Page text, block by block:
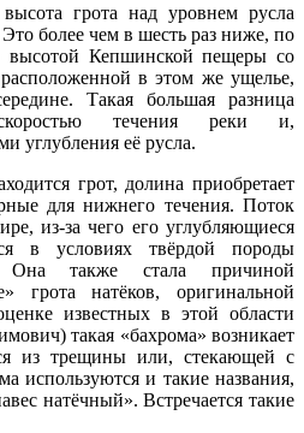
грота над уровнем русла
более чем в шесть раз ниже, по
высотой Кепшинской пещеры со
в этом же ущелье,
Такая большая разница
течения реки и,
углубления её русла.
грот, долина приобретает
для нижнего течения. Поток
из-за чего его углубляющиеся
в условиях твёрдой породы
Она также стала причиной
грота натёков, оригинальной
известных в этой области
такая «бахрома» возникает
из трещины или, стекающей с
используются и такие названия,
натёчный». Встречается такие